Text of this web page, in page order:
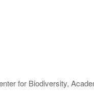
for Biodiversity,